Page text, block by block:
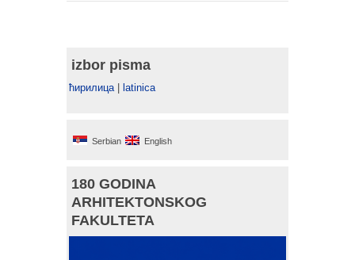
izbor pisma
ћирилица | latinica
Serbian English
180 GODINA
ARHITEKTONSKOG
FAKULTETA